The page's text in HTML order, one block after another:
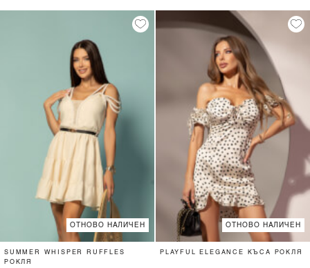
ОТНОВО НАЛИЧЕН
SUMMER WHISPER RUFFLES
РОКЛЯ
ОТНОВО НАЛИЧЕН
PLAYFUL ELEGANCE КЪСА РОКЛЯ